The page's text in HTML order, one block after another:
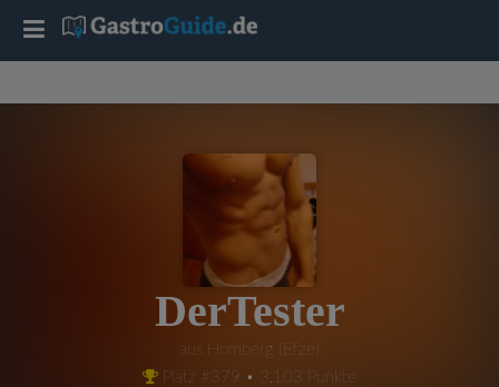
DerTester
aus Homberg (Efze)
Platz #379 • 3,103 Punkte
T